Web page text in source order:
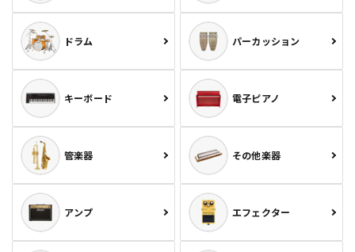
ドラム パーカッション
キーボード 電子ピアノ
管楽器 その他楽器
アンプ エフェクター